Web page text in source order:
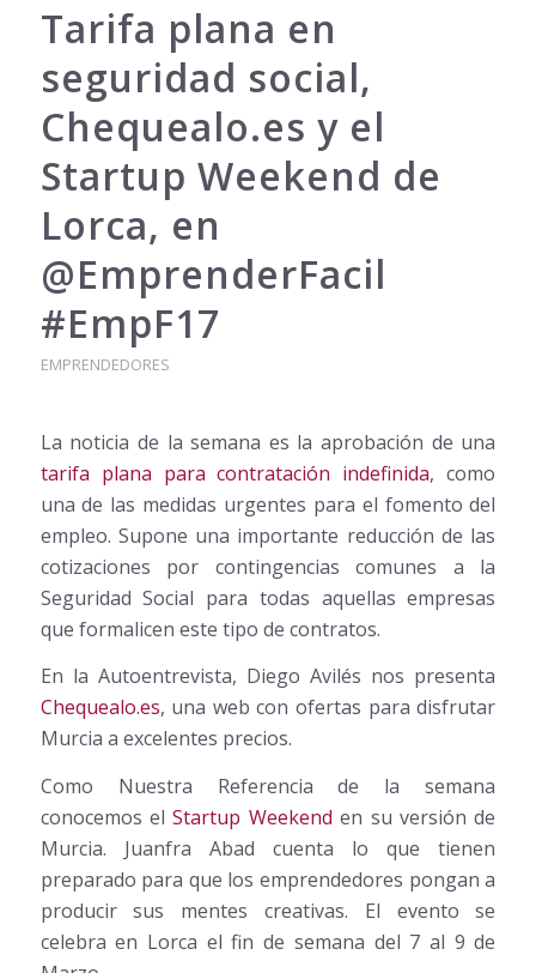
Tarifa plana en
seguridad social,
Chequealo.es y el
Startup Weekend de
Lorca, en
@EmprenderFacil
#EmpF17
EMPRENDEDORES
La noticia de la semana es la aprobación de una
tarifa plana para contratación indefinida, como
una de las medidas urgentes para el fomento del
empleo. Supone una importante reducción de las
cotizaciones por contingencias comunes a la
Seguridad Social para todas aquellas empresas
que formalicen este tipo de contratos.
En la Autoentrevista, Diego Avilés nos presenta
Chequealo.es, una web con ofertas para disfrutar
Murcia a excelentes precios.
Como Nuestra Referencia de la semana
conocemos elStartup Weekend en su versión de
Murcia. Juanfra Abad cuenta lo que tienen
preparado para que los emprendedores pongan a
producir sus mentes creativas. El evento se
celebra en Lorca el fin de semana del 7 al 9 de